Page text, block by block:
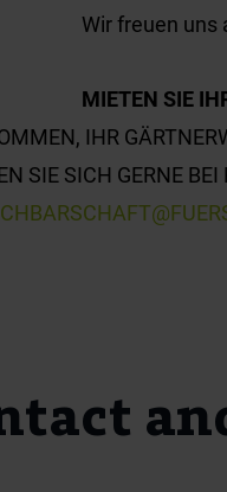
Wir freuen uns
MIETEN SIE
IHR
SIE SICH GERNE BEI